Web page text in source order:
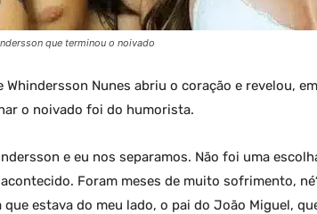
que terminou o noivado
Whindersson Nunes abriu o coração e revelou,
o noivado foi do humorista.
e eu nos separamos. Não foi uma
Foram meses de muito sofrimento,
que estava do meu lado, o pai do João Miguel,